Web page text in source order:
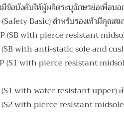
ข้อบังคับให้ผู้ผลิตระบุอักษรย่อเพื่อบ
(Safety Basic) สำหรับรองเท้ามีคุณ
(SB with pierce resistant
(SB with anti-static sole and
(S1 with pierce resistant
(S1 with water resistant upper)
(S2 with pierce resistant